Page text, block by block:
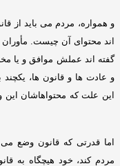
و همواره، مردم می باید از
اند محتوای آن چیست
گفته اند عملش موافق و یا
و عادت ها و قانون ها،
این علت که محتواهاشان این
اما قدرتی که قانون وضع
مردم کند، خود هیچگاه به